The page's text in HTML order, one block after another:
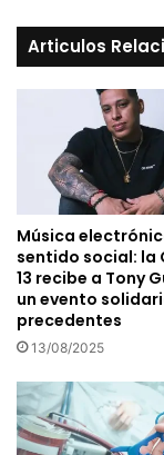
Articulos
Música
sentido social: la
13 recibe a Tony
un evento
precedentes
13/08/2025